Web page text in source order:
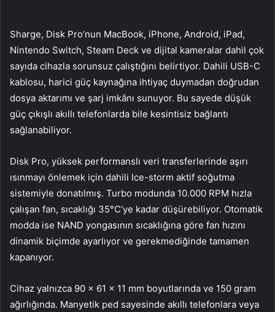
Sharge, Disk Pro’nun MacBook, iPhone, Android, iPad,
Nintendo Switch, Steam Deck ve dijital kameralar dahil çok
sayıda cihazla sorunsuz çalıştığını belirtiyor. Dahili USB-C
kablosu, harici güç kaynağına ihtiyaç duymadan doğrudan
dosya aktarımı ve şarj imkânı sunuyor. Bu sayede düşük
güç çıkışlı akıllı telefonlarda bile kesintisiz bağlantı
sağlanabiliyor.
Disk Pro, yüksek performanslı veri transferlerinde aşırı
ısınmayı önlemek için dahili Ice-storm aktif soğutma
sistemiyle donatılmış. Turbo modunda 10.000 RPM hızla
çalışan fan, sıcaklığı 35°C’ye kadar düşürebiliyor. Otomatik
modda ise NAND yongasının sıcaklığına göre fan hızını
dinamik biçimde ayarlıyor ve gerekmediğinde tamamen
kapanıyor.
Cihaz yalnızca 90 × 61 × 11 mm boyutlarında ve 150 gram
ağırlığında. Manyetik ped sayesinde akıllı telefonlara veya